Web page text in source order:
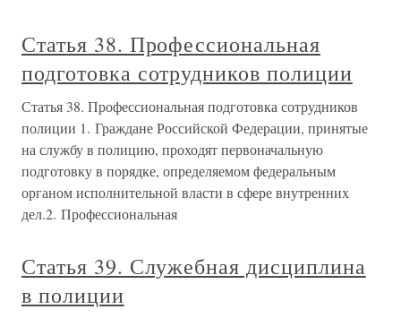
Статья 38. Профессиональная
подготовка сотрудников полиции
Статья 38. Профессиональная подготовка сотрудников
полиции 1. Граждане Российской Федерации, принятые
на службу в полицию, проходят первоначальную
подготовку в порядке, определяемом федеральным
органом исполнительной власти в сфере внутренних
дел.2. Профессиональная
Статья 39. Служебная дисциплина
в полиции